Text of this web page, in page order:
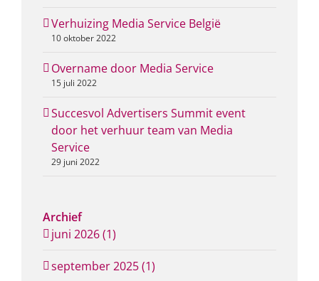
Verhuizing Media Service België
10 oktober 2022
Overname door Media Service
15 juli 2022
Succesvol Advertisers Summit event
door het verhuur team van Media
Service
29 juni 2022
Archief
juni 2026 (1)
september 2025 (1)